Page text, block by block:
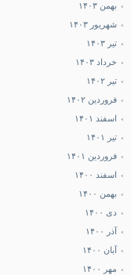
بهمن ۱۴۰۳
شهریور ۱۴۰۳
تیر ۱۴۰۳
خرداد ۱۴۰۳
تیر ۱۴۰۲
فروردین ۱۴۰۲
اسفند ۱۴۰۱
تیر ۱۴۰۱
فروردین ۱۴۰۱
اسفند ۱۴۰۰
بهمن ۱۴۰۰
دی ۱۴۰۰
آذر ۱۴۰۰
آبان ۱۴۰۰
مهر ۱۴۰۰